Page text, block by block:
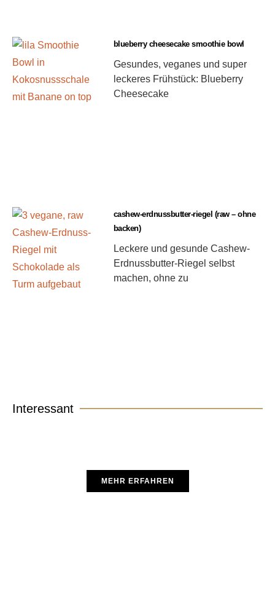
blueberry cheesecake smoothie bowl
Gesundes, veganes und super
leckeres Frühstück: Blueberry
Cheesecake
cashew-erdnussbutter-riegel (raw – ohne
backen)
Leckere und gesunde Cashew-
Erdnussbutter-Riegel selbst
machen, ohne zu
Interessant
MEHR ERFAHREN